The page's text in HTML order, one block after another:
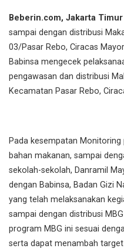
Beberin.com, Jakarta Timur
sampai dengan distribusi
03/Pasar Rebo, Ciracas
Babinsa mengecek
pengawasan dan distribusi
Kecamatan Pasar Rebo,
Pada kesempatan
bahan makanan, sampai
sekolah-sekolah, Danramil
dengan Babinsa, Badan Gizi
yang telah melaksanakan
sampai dengan distribusi
program MBG ini sesuai
serta dapat menambah